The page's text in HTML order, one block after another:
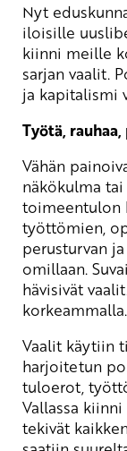
Nyt
iloisille
kiinni meille
sarjan vaalit.
ja kapitalismi
Työtä,
Vähän
näkökulma
toimeentulon
työttömien,
perusturvan
omillaan.
hävisivät
korkeammalla.
Vaalit käytiin
harjoitetun
tuloerot,
Vallassa
tekivät